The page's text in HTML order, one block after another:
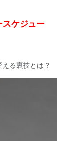
スケジュー
る裏技とは？